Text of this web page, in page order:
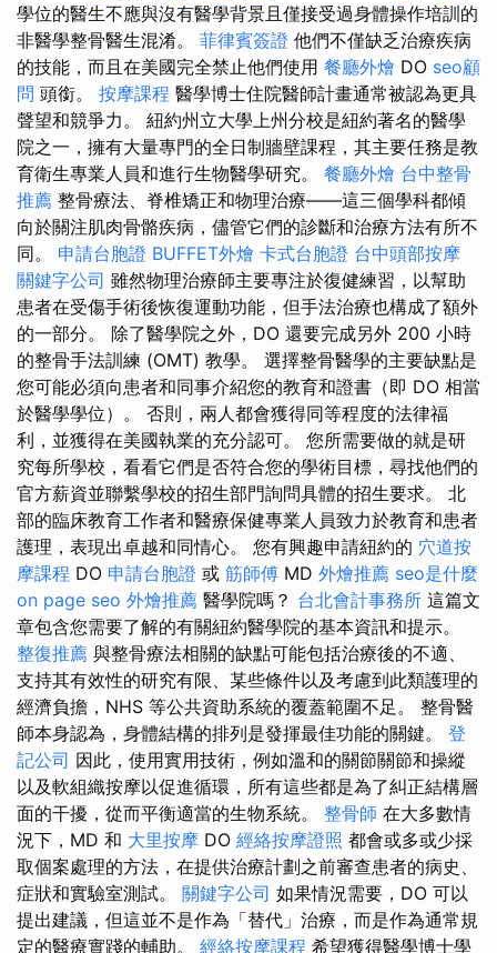
學位的醫生不應與沒有醫學背景且僅接受過身體操作培訓的
非醫學整骨醫生混淆。 菲律賓簽證 他們不僅缺乏治療疾病
的技能，而且在美國完全禁止他們使用 餐廳外燴 DO seo顧
問 頭銜。 按摩課程 醫學博士住院醫師計畫通常被認為更具
聲望和競爭力。 紐約州立大學上州分校是紐約著名的醫學
院之一，擁有大量專門的全日制牆壁課程，其主要任務是教
育衛生專業人員和進行生物醫學研究。 餐廳外燴 台中整骨
推薦 整骨療法、脊椎矯正和物理治療——這三個學科都傾
向於關注肌肉骨骼疾病，儘管它們的診斷和治療方法有所不
同。 申請台胞證 BUFFET外燴 卡式台胞證 台中頭部按摩
關鍵字公司 雖然物理治療師主要專注於復健練習，以幫助
患者在受傷手術後恢復運動功能，但手法治療也構成了額外
的一部分。 除了醫學院之外，DO 還要完成另外 200 小時
的整骨手法訓練 (OMT) 教學。 選擇整骨醫學的主要缺點是
您可能必須向患者和同事介紹您的教育和證書（即 DO 相當
於醫學學位）。 否則，兩人都會獲得同等程度的法律福
利，並獲得在美國執業的充分認可。 您所需要做的就是研
究每所學校，看看它們是否符合您的學術目標，尋找他們的
官方薪資並聯繫學校的招生部門詢問具體的招生要求。 北
部的臨床教育工作者和醫療保健專業人員致力於教育和患者
護理，表現出卓越和同情心。 您有興趣申請紐約的 穴道按
摩課程 DO 申請台胞證 或 筋師傅 MD 外燴推薦 seo是什麼
on page seo 外燴推薦 醫學院嗎？ 台北會計事務所 這篇文
章包含您需要了解的有關紐約醫學院的基本資訊和提示。
整復推薦 與整骨療法相關的缺點可能包括治療後的不適、
支持其有效性的研究有限、某些條件以及考慮到此類護理的
經濟負擔，NHS 等公共資助系統的覆蓋範圍不足。 整骨醫
師本身認為，身體結構的排列是發揮最佳功能的關鍵。 登
記公司 因此，使用實用技術，例如溫和的關節關節和操縱
以及軟組織按摩以促進循環，所有這些都是為了糾正結構層
面的干擾，從而平衡適當的生物系統。 整骨師 在大多數情
況下，MD 和 大里按摩 DO 經絡按摩證照 都會或多或少採
取個案處理的方法，在提供治療計劃之前審查患者的病史、
症狀和實驗室測試。 關鍵字公司 如果情況需要，DO 可以
提出建議，但這並不是作為「替代」治療，而是作為通常規
定的醫療實踐的輔助。 經絡按摩課程 希望獲得醫學博士學